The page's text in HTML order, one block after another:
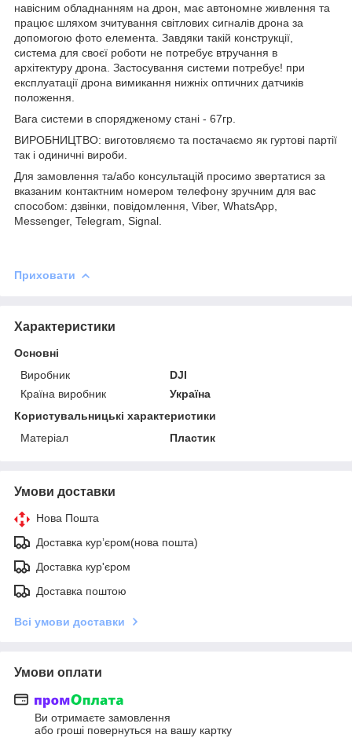
навісним обладнанням на дрон, має автономне живлення та
працює шляхом зчитування світлових сигналів дрона за
допомогою фото елемента. Завдяки такій конструкції,
система для своєї роботи не потребує втручання в
архітектуру дрона. Застосування системи потребує! при
експлуатації дрона вимикання нижніх оптичних датчиків
положення.
Вага системи в спорядженому стані - 67гр.
ВИРОБНИЦТВО: виготовляємо та постачаємо як гуртові партії
так і одиничні вироби.
Для замовлення та/або консультацій просимо звертатися за
вказаним контактним номером телефону зручним для вас
способом: дзвінки, повідомлення, Viber, WhatsApp,
Messenger, Telegram, Signal.
Приховати
Характеристики
Основні
Виробник
DJI
Країна виробник
Україна
Користувальницькі характеристики
Матеріал
Пластик
Умови доставки
Нова Пошта
Доставка курʼєром(нова пошта)
Доставка кур'єром
Доставка поштою
Всі умови доставки
Умови оплати
Ви отримаєте замовлення
або гроші повернуться на вашу картку